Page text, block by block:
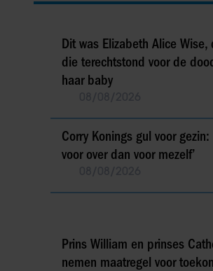
Dit was Elizabeth Alice Wise,
die terechtstond voor de
haar baby
Corry Konings gul voor gezin:
voor over dan voor mezelf’
Prins William en prinses
nemen maatregel voor